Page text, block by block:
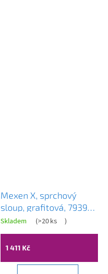
Mexen X, sprchový
sloup, grafitová, 79391-
66
Skladem (>20 ks )
1 411 Kč